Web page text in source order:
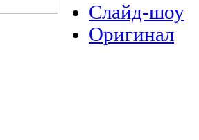
Слайд-шоу
Оригинал